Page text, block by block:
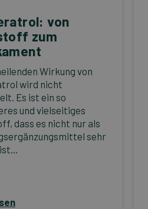
von
zum
Wirkung von
wird nicht
Es ist ein so
und vielseitiges
dass es nicht nur als
sehr